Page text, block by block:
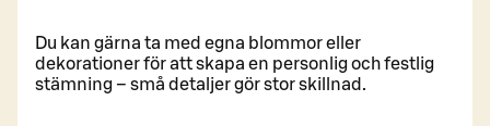
Du kan gärna ta med egna blommor eller
dekorationer för att skapa en personlig och festlig
stämning – små detaljer gör stor skillnad.